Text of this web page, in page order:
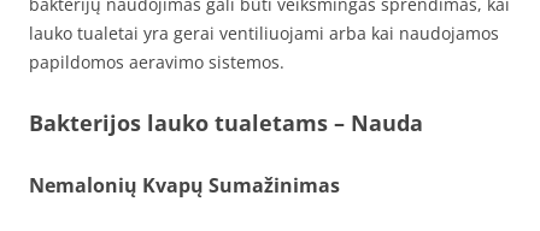
lauko tualetai yra gerai ventiliuojami arba kai naudojamos
papildomos aeravimo sistemos.
Bakterijos lauko tualetams – Nauda
Nemalonių Kvapų Sumažinimas